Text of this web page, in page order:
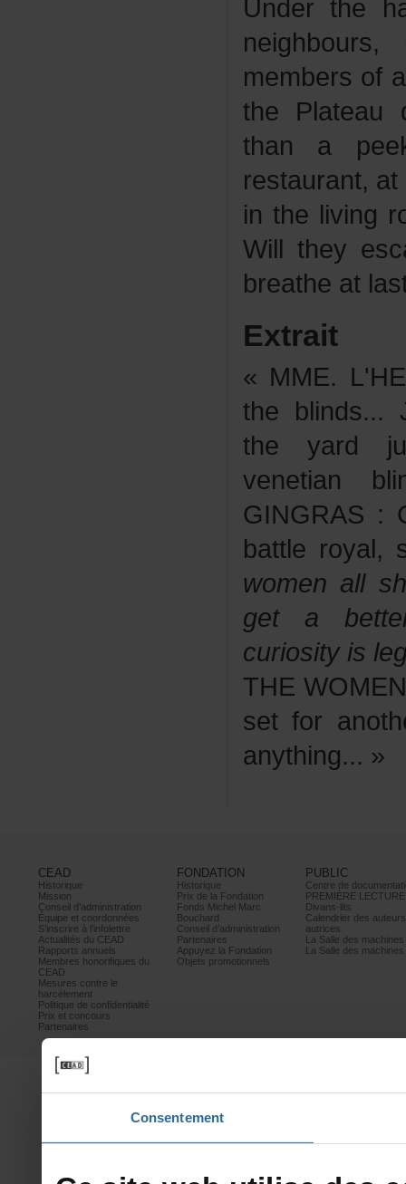
Consentement
Extrait
anything...»
CEAD
Historique
Mission
Conseild’administration
Équipeetcoordonnées
S’inscrireàl’infolettre
ActualitésduCEAD
Rapportsannuels
Membreshonorifiquesdu
CEAD
Mesurescontrele
harcèlement
Politiquedeconfidentialité
Prixetconcours
Partenaires
FONDATION
Historique
PrixdelaFondation
FondsMichelMarc
Bouchard
Conseild’administration
Partenaires
AppuyezlaFondation
Objetspromotionnels
PUBLIC
PREMIÈRELECTURE
Divans-lits
autrices